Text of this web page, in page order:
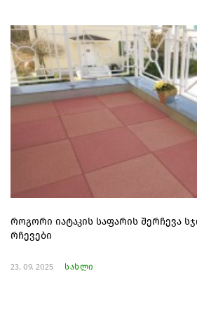
როგორი იატაკის საფარის შერჩევა
რჩევები
23. 09. 2025 სახლი